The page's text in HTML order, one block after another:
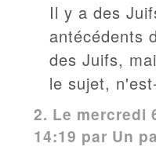
Il y a des
antécédents
des Juifs,
le sujet,
2. Le mercredi
14:19 par Un